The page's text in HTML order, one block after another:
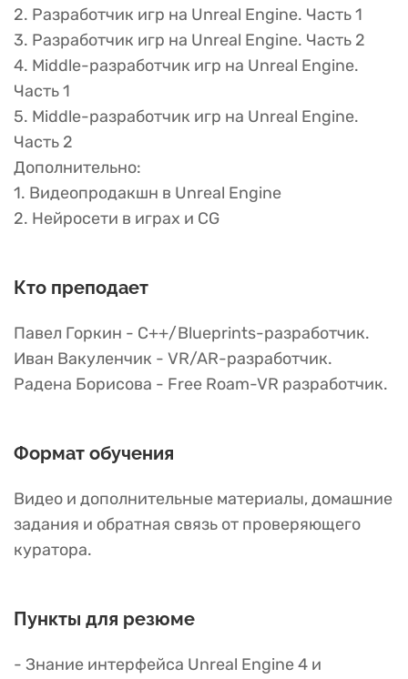
2. Разработчик игр на Unreal Engine. Часть 1
3. Разработчик игр на Unreal Engine. Часть 2
4. Middle-разработчик игр на Unreal Engine.
Часть 1
5. Middle-разработчик игр на Unreal Engine.
Часть 2
Дополнительно:
1. Видеопродакшн в Unreal Engine
2. Нейросети в играх и CG
Кто преподает
Павел Горкин - C++/Blueprints-разработчик.
Иван Вакуленчик - VR/AR-разработчик.
Радена Борисова - Free Roam-VR разработчик.
Формат обучения
Видео и дополнительные материалы, домашние
задания и обратная связь от проверяющего
куратора.
Пункты для резюме
- Знание интерфейса Unreal Engine 4 и